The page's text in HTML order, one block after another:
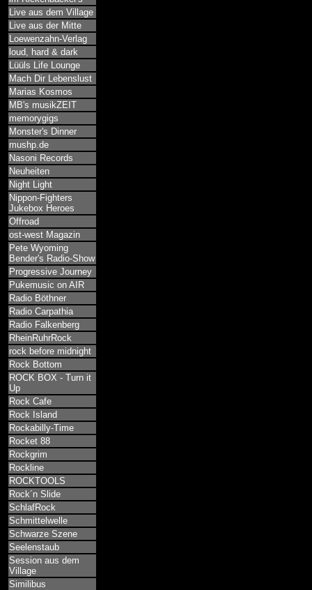
Live aus dem Village
Live aus der Mitte
Loewenzahn-Verlag
loud, hard & dark
Lüüls Life Lounge
Mach Dir Lebenslust
Marias Kosmos
MB's musikZEIT
memorygigs
Monster's Dinner
mushp.de
Nasoni Records
Neuheiten
Night Light
Nippon-Fighters
Jukebox Heroes
Offroad
ost-west Magazin
Pete Wyoming
Bender's Radio-Show
Progressive Journey
Pukemusic on AIR
Radio Böthner
Radio Carpathia
Radio Falkenberg
RheinRuhrRock
rock before midnight
Rock Bottom
ROCK BOX - Turn it
Up
Rock Cafe
Rock Island
Rockabilly-Time
Rocket 88
Rockgrim
Rockline
ROCKTOOLS
Rock´n Slide
SchlafRock
Schmittelwelle
Schwarze Szene
Seelenstaub
Session aus dem
Village
Similibus